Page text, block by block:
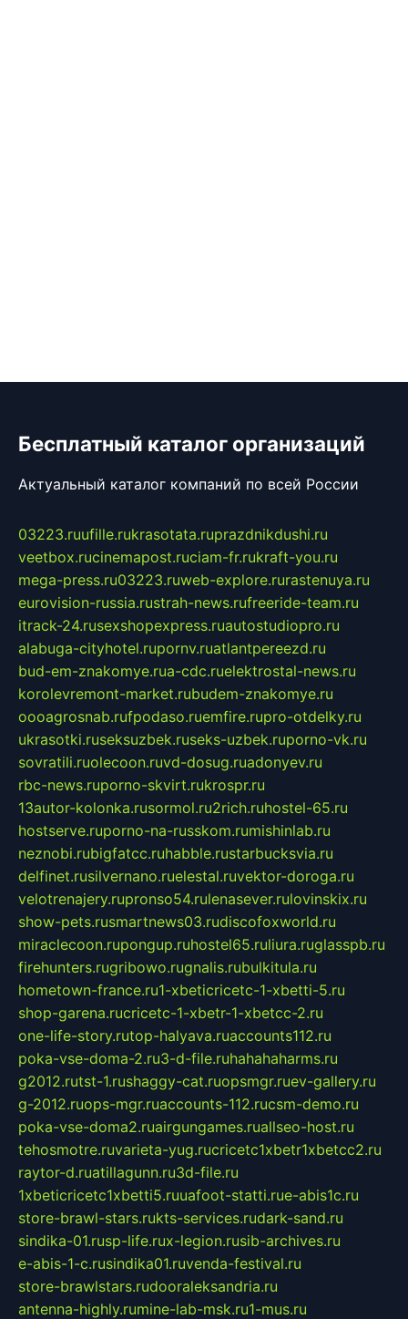
Бесплатный каталог организаций
Актуальный каталог компаний по всей России
03223.ruufille.rukrasotata.ruprazdnikdushi.ru
veetbox.rucinemapost.ruciam-fr.rukraft-you.ru
mega-press.ru03223.ruweb-explore.rurastenuya.ru
eurovision-russia.rustrah-news.rufreeride-team.ru
itrack-24.rusexshopexpress.ruautostudiopro.ru
alabuga-cityhotel.rupornv.ruatlantpereezd.ru
bud-em-znakomye.rua-cdc.ruelektrostal-news.ru
korolevremont-market.rubudem-znakomye.ru
oooagrosnab.rufpodaso.ruemfire.rupro-otdelky.ru
ukrasotki.ruseksuzbek.ruseks-uzbek.ruporno-vk.ru
sovratili.ruolecoon.ruvd-dosug.ruadonyev.ru
rbc-news.ruporno-skvirt.rukrospr.ru
13autor-kolonka.rusormol.ru2rich.ruhostel-65.ru
hostserve.ruporno-na-russkom.rumishinlab.ru
neznobi.rubigfatcc.ruhabble.rustarbucksvia.ru
delfinet.rusilvernano.ruelestal.ruvektor-doroga.ru
velotrenajery.rupronso54.rulenasever.rulovinskix.ru
show-pets.rusmartnews03.rudiscofoxworld.ru
miraclecoon.rupongup.ruhostel65.ruliura.ruglasspb.ru
firehunters.rugribowo.rugnalis.rubulkitula.ru
hometown-france.ru1-xbeticricetc-1-xbetti-5.ru
shop-garena.rucricetc-1-xbetr-1-xbetcc-2.ru
one-life-story.rutop-halyava.ruaccounts112.ru
poka-vse-doma-2.ru3-d-file.ruhahahaharms.ru
g2012.rutst-1.rushaggy-cat.ruopsmgr.ruev-gallery.ru
g-2012.ruops-mgr.ruaccounts-112.rucsm-demo.ru
poka-vse-doma2.ruairgungames.ruallseo-host.ru
tehosmotre.ruvarieta-yug.rucricetc1xbetr1xbetcc2.ru
raytor-d.ruatillagunn.ru3d-file.ru
1xbeticricetc1xbetti5.ruuafoot-statti.rue-abis1c.ru
store-brawl-stars.rukts-services.rudark-sand.ru
sindika-01.rusp-life.rux-legion.rusib-archives.ru
e-abis-1-c.rusindika01.ruvenda-festival.ru
store-brawlstars.rudooraleksandria.ru
antenna-highly.rumine-lab-msk.ru1-mus.ru